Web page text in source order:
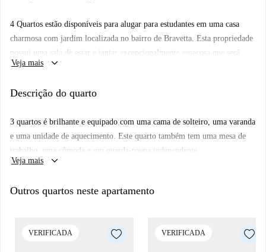
4 Quartos estão disponíveis para alugar para estudantes em uma casa
charmosa com jardim localizada no bairro de Bravetta. Esta propriedade
possui uma sala de estar e jantar excepcionalmente espaçosa que será
compartilhada com o locador residente. A cozinha é totalmente
convenientemente.
está em reforma, mas são muito semelhantes.
Bravetta é uma área residencial tranquila localizada a sudoeste do centro
da cidade de Roma. Existem vários cafés e lojas de conveniência na área
ônibus eficiente que fornece acesso ao centro de Roma.
Veja mais keyboard_arrow_down
Descrição do quarto
3 quartos é brilhante e equipado com uma cama de solteiro, uma varanda
e uma unidade de aquecimento. Este quarto também tem uma mesa de
trabalho, uma cômoda e um guarda-roupa independente.
Veja mais
keyboard_arrow_down
Outros quartos neste apartamento
VERIFICADA VERIFICADA